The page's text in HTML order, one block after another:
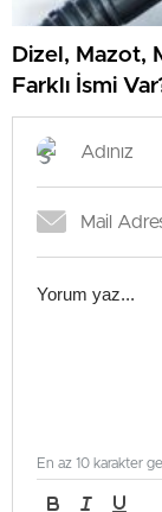
Dizel, Mazot,
Farklı İsmi
En az 10 karakter